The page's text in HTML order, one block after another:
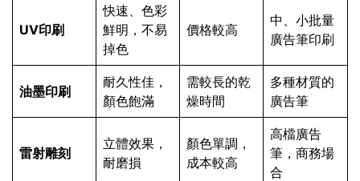
UV印刷
快速、色彩
鮮明，不易
掉色
價格較高
中、小批量
廣告筆印刷
油墨印刷
耐久性佳，
顏色飽滿
需較長的乾
燥時間
多種材質的
廣告筆
雷射雕刻
立體效果，
耐磨損
顏色單調，
成本較高
高檔廣告
筆，商務場
合